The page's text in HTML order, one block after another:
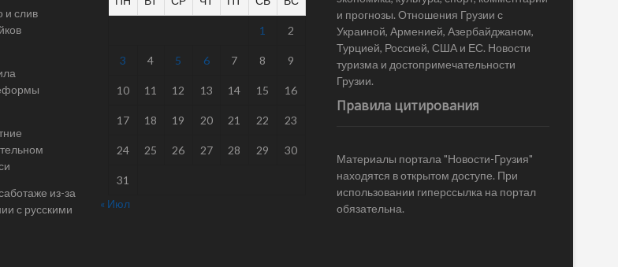
и слив
из-за
с русскими
1 2
3 4 5 6 7 8 9
10 11 12 13 14 15 16
17 18 19 20 21 22 23
24 25 26 27 28 29 30
31
« Июл
и прогнозы. Отношения Грузии с
Украиной, Арменией, Азербайджаном,
Турцией, Россией, США и ЕС. Новости
туризма и достопримечательности
Грузии.
Правила цитирования
Материалы портала "Новости-Грузия"
находятся в открытом доступе. При
использовании гиперссылка на портал
обязательна.